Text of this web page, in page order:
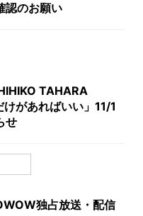
認のお願い
TAHARA
があればいい」11/1
せ
独占放送・配信